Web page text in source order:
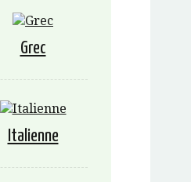
Grec
Italienne